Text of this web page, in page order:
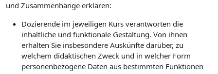
und Zusammenhänge erklären:
Dozierende im jeweiligen Kurs verantworten die
inhaltliche und funktionale Gestaltung. Von ihnen
erhalten Sie insbesondere Auskünfte darüber, zu
welchem didaktischen Zweck und in welcher Form
personenbezogene Daten aus bestimmten Funktionen